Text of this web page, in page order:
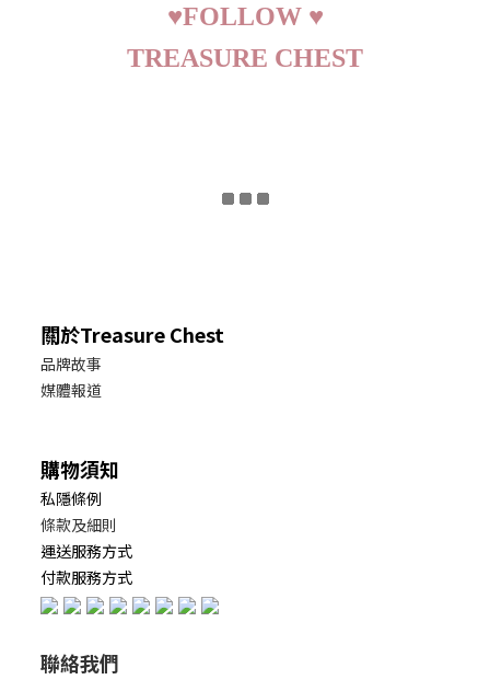
♥FOLLOW ♥
TREASURE CHEST
關於Treasure Chest
品牌故事
媒體報道
購物須知
私隱條例
條款及細則
運送服務方式
付款服務方式
聯絡我們